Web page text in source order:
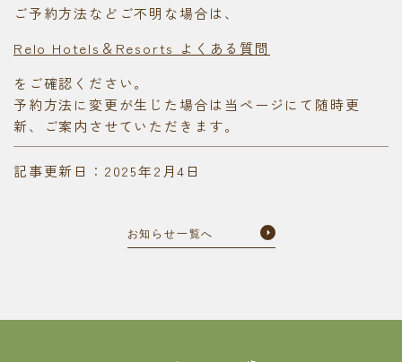
ご予約方法などご不明な場合は、
Relo Hotels＆Resorts よくある質問
をご確認ください。
予約方法に変更が生じた場合は当ページにて随時更
新、ご案内させていただきます。
記事更新日：2025年2月4日
お知らせ一覧へ